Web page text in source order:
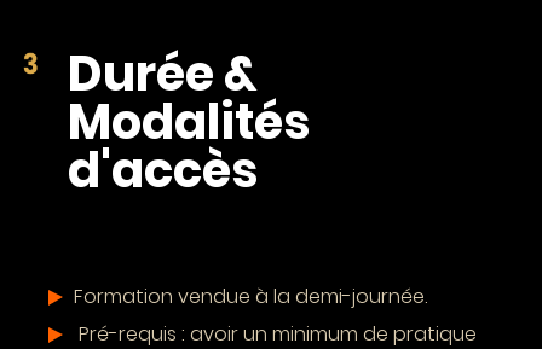
Durée &
Modalités
d'accès
Formation vendue à la demi-journée.
Pré-requis : avoir un minimum de pratique